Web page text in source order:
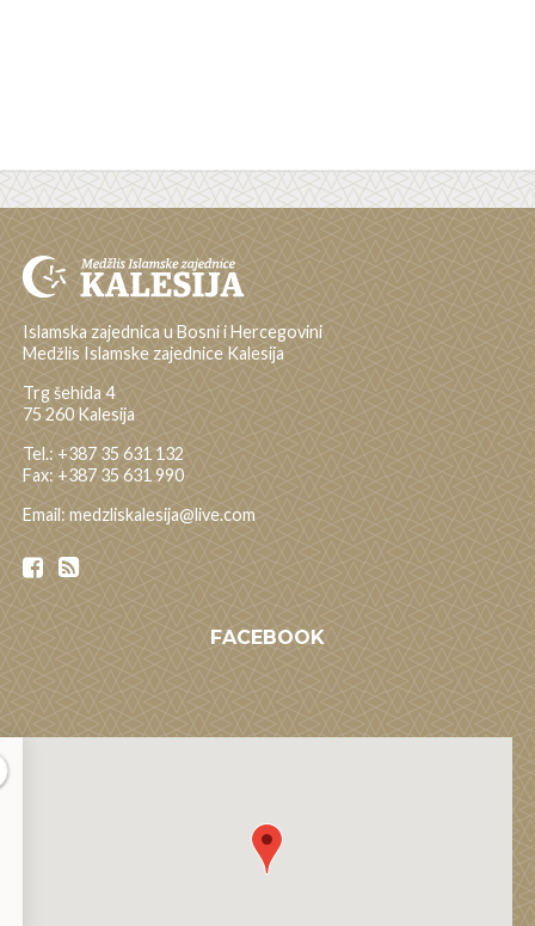
Islamska zajednica u Bosni i Hercegovini
Medžlis Islamske zajednice Kalesija
Trg šehida 4
75 260 Kalesija
Tel.: +387 35 631 132
Fax: +387 35 631 990
Email: medzliskalesija@live.com
FACEBOOK